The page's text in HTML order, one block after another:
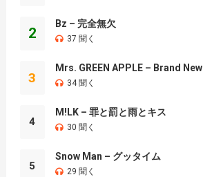
2
Bz – 完全無欠
37 聞く
3
Mrs. GREEN APPLE – Brand New
34 聞く
4
M!LK – 罪と罰と雨とキス
30 聞く
5
Snow Man – グッタイム
29 聞く